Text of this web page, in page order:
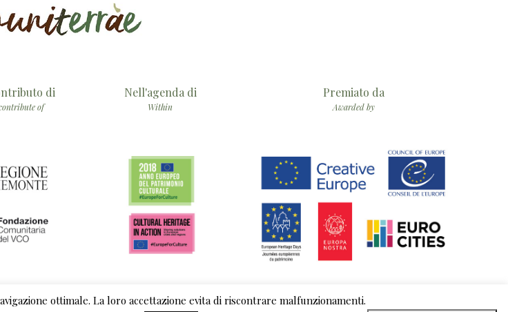
di
of
Nell'agenda di
Within
Premiato da
Awarded by
ottimale. La loro accettazione evita di riscontrare malfunzionamenti.